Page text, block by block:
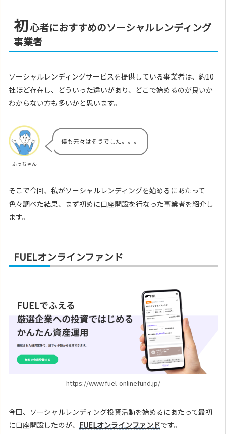
初心者におすすめのソーシャルレンディング
事業者
ソーシャルレンディングサービスを提供している事業者は、約10
社ほど存在し、どういった違いがあり、どこで始めるのが良いか
わからない方も多いかと思います。
ふっちゃん
僕も元々はそうでした。。。
そこで今回、私がソーシャルレンディングを始めるにあたって
色々調べた結果、まず初めに口座開設を行なった事業者を紹介し
ます。
FUELオンラインファンド
https://www.fuel-onlinefund.jp/
今回、ソーシャルレンディング投資活動を始めるにあたって最初
に口座開設したのが、 FUELオンラインファンドです。